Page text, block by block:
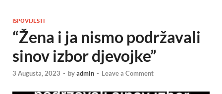
ISPOVIJESTI
“Žena i ja nismo podržavali
sinov izbor djevojke”
3 Augusta, 2023 - byadmin - Leave a Comment